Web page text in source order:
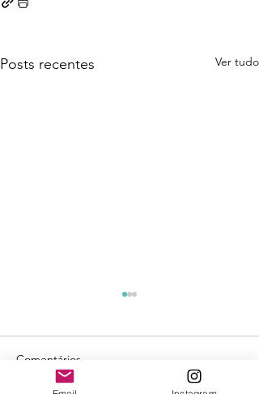
Posts recentes Ver tudo
Comentários